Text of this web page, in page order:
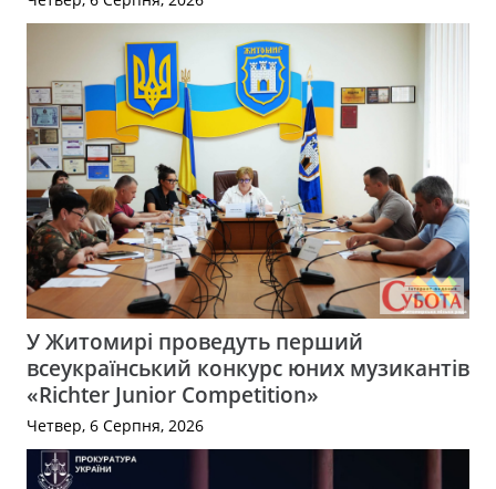
У Житомирі проведуть перший
всеукраїнський конкурс юних музикантів
«Richter Junior Competition»
Четвер, 6 Серпня, 2026